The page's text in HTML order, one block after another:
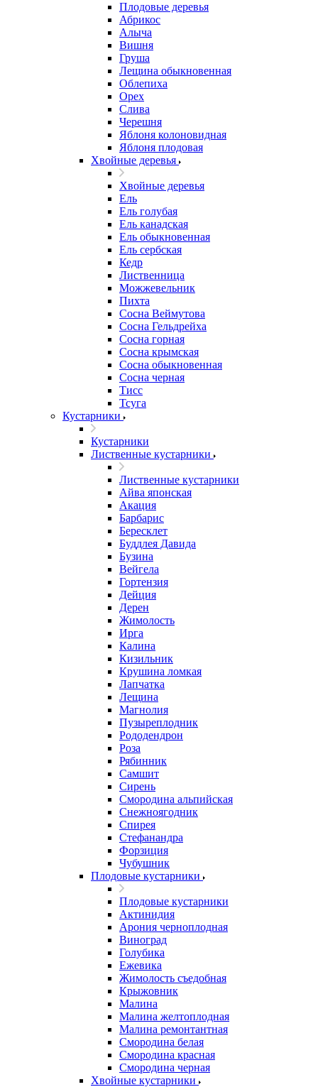
Плодовые деревья
Абрикос
Алыча
Вишня
Груша
Лещина обыкновенная
Облепиха
Орех
Слива
Черешня
Яблоня колоновидная
Яблоня плодовая
Хвойные деревья
Хвойные деревья
Ель
Ель голубая
Ель канадская
Ель обыкновенная
Ель сербская
Кедр
Лиственница
Можжевельник
Пихта
Сосна Веймутова
Сосна Гельдрейха
Сосна горная
Сосна крымская
Сосна обыкновенная
Сосна черная
Тисс
Тсуга
Кустарники
Кустарники
Лиственные кустарники
Лиственные кустарники
Айва японская
Акация
Барбарис
Бересклет
Буддлея Давида
Бузина
Вейгела
Гортензия
Дейция
Дерен
Жимолость
Ирга
Калина
Кизильник
Крушина ломкая
Лапчатка
Лещина
Магнолия
Пузыреплодник
Рододендрон
Роза
Рябинник
Самшит
Сирень
Смородина альпийская
Снежноягодник
Спирея
Стефанандра
Форзиция
Чубушник
Плодовые кустарники
Плодовые кустарники
Актинидия
Арония черноплодная
Виноград
Голубика
Ежевика
Жимолость съедобная
Крыжовник
Малина
Малина желтоплодная
Малина ремонтантная
Смородина белая
Смородина красная
Смородина черная
Хвойные кустарники